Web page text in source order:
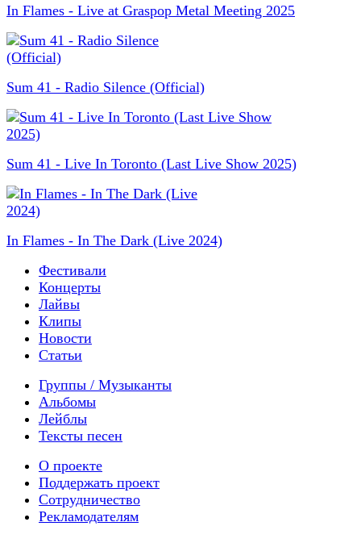
In Flames - Live at Graspop Metal Meeting 2025
Sum 41 - Radio Silence (Official)
Sum 41 - Live In Toronto (Last Live Show 2025)
In Flames - In The Dark (Live 2024)
Фестивали
Концерты
Лайвы
Клипы
Новости
Статьи
Группы / Музыканты
Альбомы
Лейблы
Тексты песен
О проекте
Поддержать проект
Сотрудничество
Рекламодателям